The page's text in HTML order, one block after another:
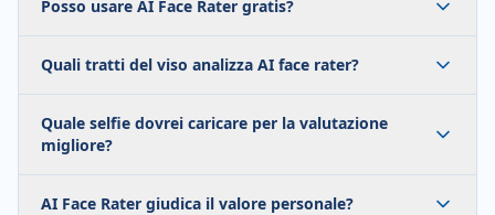
Posso usare AI Face Rater gratis?
Quali tratti del viso analizza AI face rater?
Quale selfie dovrei caricare per la valutazione
migliore?
AI Face Rater giudica il valore personale?